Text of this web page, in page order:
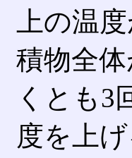
上の温
積物全
くとも3
度を上